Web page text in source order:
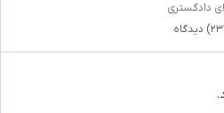
دادگستری
دیدگاه